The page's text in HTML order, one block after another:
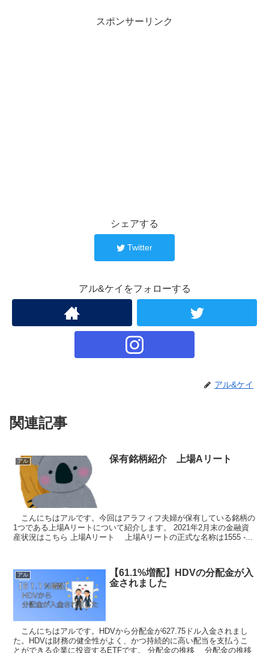
スポンサーリンク
シェアする
Twitter
アル&ケイをフォローする
アル&ケイ
関連記事
アル 保有銘柄紹介 上場Aリート
こんにちはアルです。今回はアラフィフ夫婦が保有している銘柄の
1つである上場Aリートについて紹介します。 2021年2月末の金融資
産状況はこちら 上場Aリート 上場Aリートの正式な名称は1555 -...
アル
【61.1%増配】HDVの分配金が入
金されました
こんにちはアルです。HDVから分配金が627.75ドル入金されまし
た。HDVは財務の健全性がよく、かつ持続的に高い配当を支払うこ
とができる企業に投資するETFです。 分配金の推移 分配金の推移